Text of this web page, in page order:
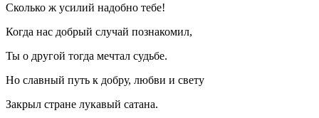
Сколько ж усилий надобно тебе!
Когда нас добрый случай познакомил,
Ты о другой тогда мечтал судьбе.
Но славный путь к добру, любви и свету
Закрыл стране лукавый сатана.